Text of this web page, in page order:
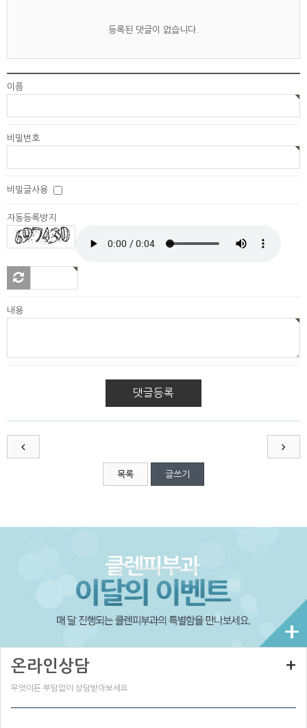
등록된 댓글이 없습니다.
이름
비밀번호
비밀글사용
자동등록방지
새로
고침
내용
목록 글쓰기
온라인상담
무엇이든 부담없이 상담받아보세요
+